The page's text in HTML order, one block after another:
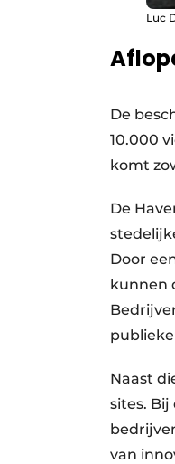
Luc
De
10.000
komt
De
Door
kunnen
Naast
sites.
van